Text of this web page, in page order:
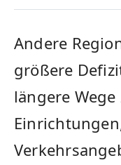
Andere
größere
längere